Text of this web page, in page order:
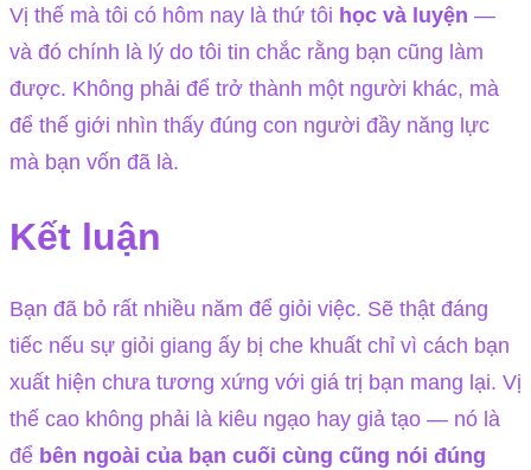
Vị thế mà tôi có hôm nay là thứ tôi học và luyện —
và đó chính là lý do tôi tin chắc rằng bạn cũng làm
được. Không phải để trở thành một người khác, mà
để thế giới nhìn thấy đúng con người đầy năng lực
mà bạn vốn đã là.
Kết luận
Bạn đã bỏ rất nhiều năm để giỏi việc. Sẽ thật đáng
tiếc nếu sự giỏi giang ấy bị che khuất chỉ vì cách bạn
xuất hiện chưa tương xứng với giá trị bạn mang lại. Vị
thế cao không phải là kiêu ngạo hay giả tạo — nó là
để bên ngoài của bạn cuối cùng cũng nói đúng